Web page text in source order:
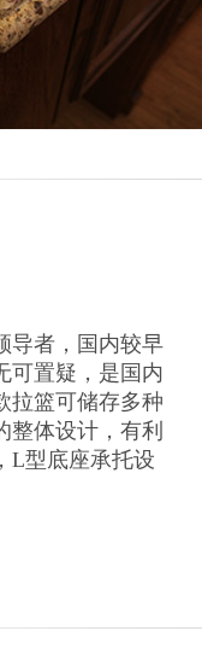
导者，国内较早
可置疑，是国内
拉篮可储存多种
整体设计，有利
L型底座承托设